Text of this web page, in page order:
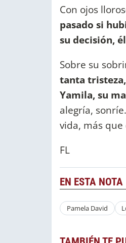
Con ojos
pasado si
su decisión,
Sobre su
tanta
Yamila, su
alegría,
vida, más
FL
EN ESTA NOTA
Pamela David